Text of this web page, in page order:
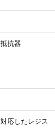
抗器
応したレジス